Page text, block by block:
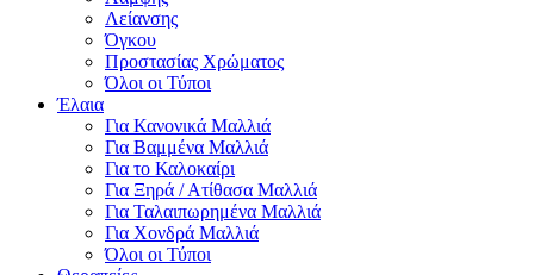
Λείανσης
Όγκου
Προστασίας Χρώματος
Όλοι οι Τύποι
Έλαια
Για Κανονικά Μαλλιά
Για Βαμμένα Μαλλιά
Για το Καλοκαίρι
Για Ξηρά / Ατίθασα Μαλλιά
Για Ταλαιπωρημένα Μαλλιά
Για Χονδρά Μαλλιά
Όλοι οι Τύποι